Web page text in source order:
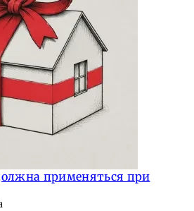
применяться при